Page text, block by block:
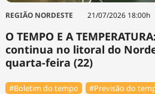
REGIÃO NORDESTE 21/07/2026 18:00h
O TEMPO E A
continua no litoral do
quarta-feira (22)
#Boletim do tempo #Previsão do